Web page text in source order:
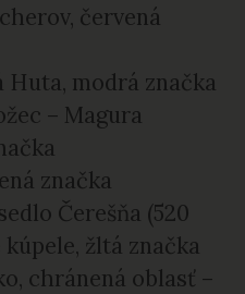
červená
modrá značka
– Magura
značka
Čerešňa (520
žltá značka
chránená oblasť –